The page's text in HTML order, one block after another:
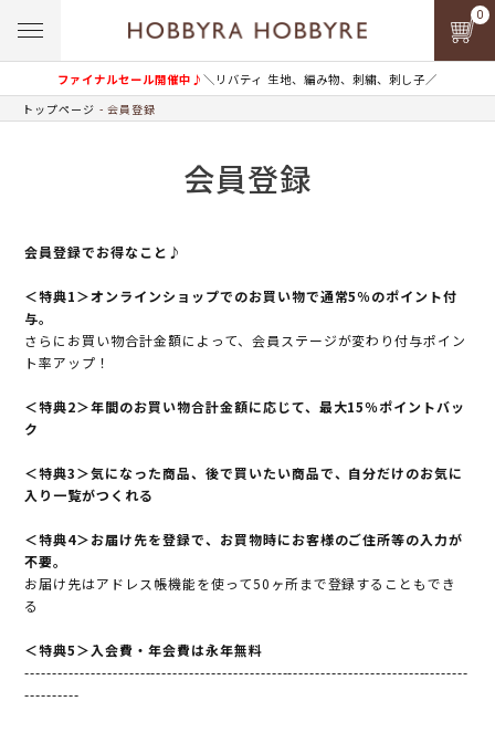
ファイナルセール開催中♪＼リバティ 生地、編み物、刺繍、刺し子／
0
トップページ 会員登録
会員登録
会員登録でお得なこと♪
＜特典1＞オンラインショップでのお買い物で通常5％のポイント付
与。
さらにお買い物合計金額によって、会員ステージが変わり付与ポイン
ト率アップ！
＜特典2＞年間のお買い物合計金額に応じて、最大15％ポイントバッ
ク
＜特典3＞気になった商品、後で買いたい商品で、自分だけのお気に
入り一覧がつくれる
＜特典4＞お届け先を登録で、お買物時にお客様のご住所等の入力が
不要。
お届け先はアドレス帳機能を使って50ヶ所まで登録することもでき
る
＜特典5＞入会費・年会費は永年無料
---------------------------------------------------------------------------------
----------